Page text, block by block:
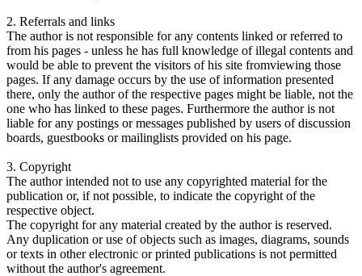
2. Referrals and links
The author is not responsible for any contents linked or referred to
from his pages - unless he has full knowledge of illegal contents and
would be able to prevent the visitors of his site fromviewing those
pages. If any damage occurs by the use of information presented
there, only the author of the respective pages might be liable, not the
one who has linked to these pages. Furthermore the author is not
liable for any postings or messages published by users of discussion
boards, guestbooks or mailinglists provided on his page.
3. Copyright
The author intended not to use any copyrighted material for the
publication or, if not possible, to indicate the copyright of the
respective object.
The copyright for any material created by the author is reserved.
Any duplication or use of objects such as images, diagrams, sounds
or texts in other electronic or printed publications is not permitted
without the author's agreement.